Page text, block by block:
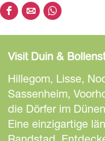
D
i
s
e
S
e
i
t
D
i
s
e
S
e
i
t
D
i
s
e
S
e
i
t
Visit Duin &
Hillegom, Lisse,
Sassenheim,
die Dörfer im
Eine einzigartige